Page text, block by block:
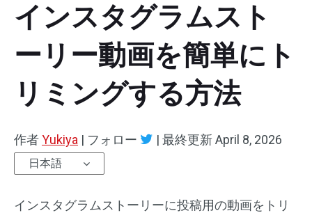
マルチトラック動画編集
アスペクト比
速度変更/リバース
オーディオエフェクト
ビデオ編集のヒント
画面録画ツール
動画変換ツール
オンライン動画ダウンロード ツール
インスタグラムスト
ーリー動画を簡単にト
リミングする方法
作者Yukiya | フォロー | 最終更新April 8, 2026
日本語
インスタグラムストーリーに投稿用の動画をトリ